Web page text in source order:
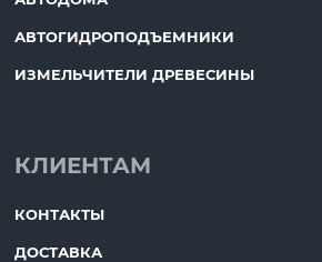
АВТОГИДРОПОДЪЕМНИКИ
ИЗМЕЛЬЧИТЕЛИ ДРЕВЕСИНЫ
КЛИЕНТАМ
КОНТАКТЫ
ДОСТАВКА